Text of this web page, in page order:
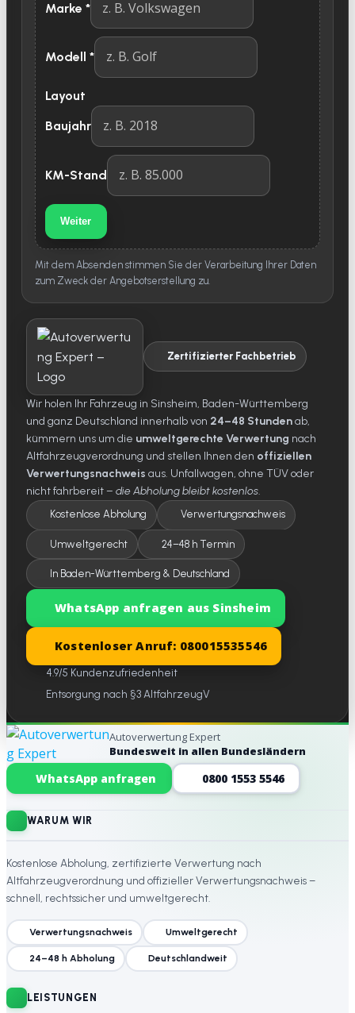
Marke *
Modell *
Layout
Baujahr
KM-Stand
Weiter
Mit dem Absenden stimmen Sie der Verarbeitung Ihrer Daten
zum Zweck der Angebotserstellung zu.
Zertifizierter Fachbetrieb
Wir holen Ihr Fahrzeug in Sinsheim, Baden-Württemberg
und ganz Deutschland innerhalb von 24–48 Stundenab,
kümmern uns um die umweltgerechte Verwertung nach
Altfahrzeugverordnung und stellen Ihnen den offiziellen
Verwertungsnachweis aus. Unfallwagen, ohne TÜV oder
nicht fahrbereit – die Abholung bleibt kostenlos.
Kostenlose Abholung Verwertungsnachweis
Umweltgerecht 24–48 h Termin
In Baden-Württemberg & Deutschland
WhatsApp anfragen aus Sinsheim
Kostenloser Anruf: 080015535546
4.9/5 Kundenzufriedenheit
Entsorgung nach §3 AltfahrzeugV
Website-Footer
Autoverwertung Expert
Bundesweit in allen Bundesländern
WhatsApp anfragen 0800 1553 5546
WARUM WIR
Kostenlose Abholung, zertifizierte Verwertung nach
Altfahrzeugverordnung und offizieller Verwertungsnachweis –
schnell, rechtssicher und umweltgerecht.
Verwertungsnachweis Umweltgerecht
24–48 h Abholung Deutschlandweit
LEISTUNGEN